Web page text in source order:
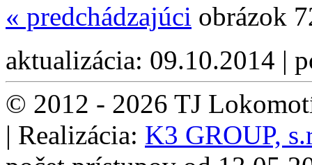
« predchádzajúci obrázok
aktualizácia: 09.10.2014 |
© 2012 - 2026 TJ
| Realizácia: K3 GROUP,